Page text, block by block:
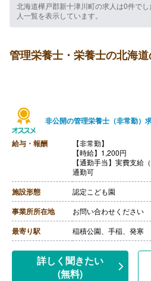
北海道樺戸郡新十津川町の求人は0件で
人一覧を表示しています。
管理栄養士・栄養士の北海
非公開の管理栄養士（非常勤）
給与・報酬
【非常勤】
【時給】1,200円
【通勤手当】実費支給
通勤可
施設形態 認定こども園
事業所所在地 お問い合わせください
最寄り駅 稲積公園、手稲、発寒
詳しく聞きたい
(無料)